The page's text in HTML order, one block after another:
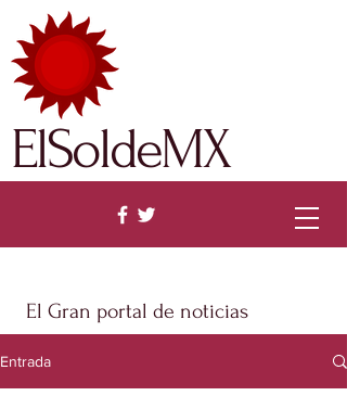
El Gran portal de noticias
ElSoldeMX
Entrada